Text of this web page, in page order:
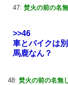
47: 焚火の前の名
>>46
車とバイクは
馬鹿なん？
48: 焚火の前の名無